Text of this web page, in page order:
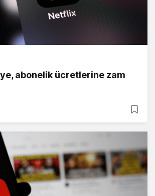
abonelik ücretlerine zam